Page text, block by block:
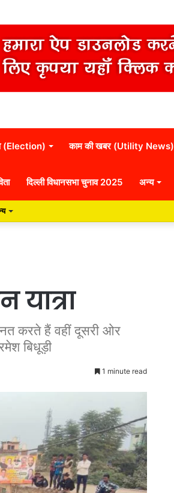
(Election) काम की खबर (Utility News)
दिल्ली विधानसभा चुनाव 2025 अन्य
करते हैं वहीं दूसरी ओर
बिधूड़ी
1 minute read